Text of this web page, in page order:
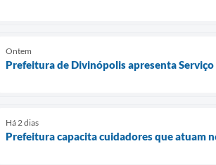
Ontem
Prefeitura de Divinópolis apresenta
Há 2 dias
Prefeitura capacita cuidadores que atuam